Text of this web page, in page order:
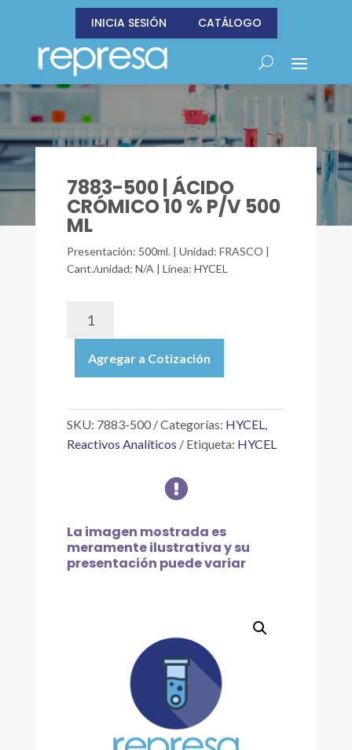
INICIA SESIÓN CATÁLOGO
7883-500 | ÁCIDO
CRÓMICO 10 % P/V 500
ML
Presentación: 500ml. | Unidad: FRASCO |
Cant./unidad: N/A | Línea: HYCEL
ÁCIDO
CRÓMICO
%
500
Agregar a Cotización
SKU: 7883-500 Categorías: HYCEL,
Reactivos Analíticos
Etiqueta: HYCEL

La imagen mostrada es
meramente ilustrativa y su
presentación puede variar